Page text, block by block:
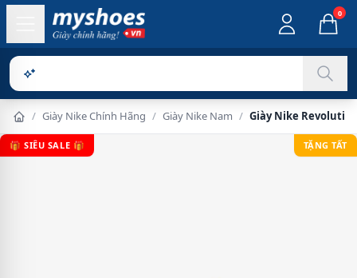
0
Sản phẩm ch
/ Giày Nike Chính Hãng / Giày Nike Nam / Giày Nike
🎁 SIÊU SALE 🎁 TẶNG TẤT